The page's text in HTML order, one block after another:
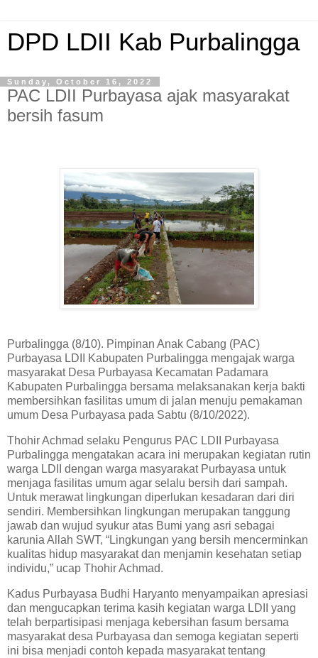
DPD LDII Kab Purbalingga
Sunday, October 16, 2022
PAC LDII Purbayasa ajak masyarakat
bersih fasum
Purbalingga (8/10). Pimpinan Anak Cabang (PAC)
Purbayasa LDII Kabupaten Purbalingga mengajak warga
masyarakat Desa Purbayasa Kecamatan Padamara
Kabupaten Purbalingga bersama melaksanakan kerja bakti
membersihkan fasilitas umum di jalan menuju pemakaman
umum Desa Purbayasa pada Sabtu (8/10/2022).
Thohir Achmad selaku Pengurus PAC LDII Purbayasa
Purbalingga mengatakan acara ini merupakan kegiatan rutin
warga LDII dengan warga masyarakat Purbayasa untuk
menjaga fasilitas umum agar selalu bersih dari sampah.
Untuk merawat lingkungan diperlukan kesadaran dari diri
sendiri. Membersihkan lingkungan merupakan tanggung
jawab dan wujud syukur atas Bumi yang asri sebagai
karunia Allah SWT, “Lingkungan yang bersih mencerminkan
kualitas hidup masyarakat dan menjamin kesehatan setiap
individu,” ucap Thohir Achmad.
Kadus Purbayasa Budhi Haryanto menyampaikan apresiasi
dan mengucapkan terima kasih kegiatan warga LDII yang
telah berpartisipasi menjaga kebersihan fasum bersama
masyarakat desa Purbayasa dan semoga kegiatan seperti
ini bisa menjadi contoh kepada masyarakat tentang